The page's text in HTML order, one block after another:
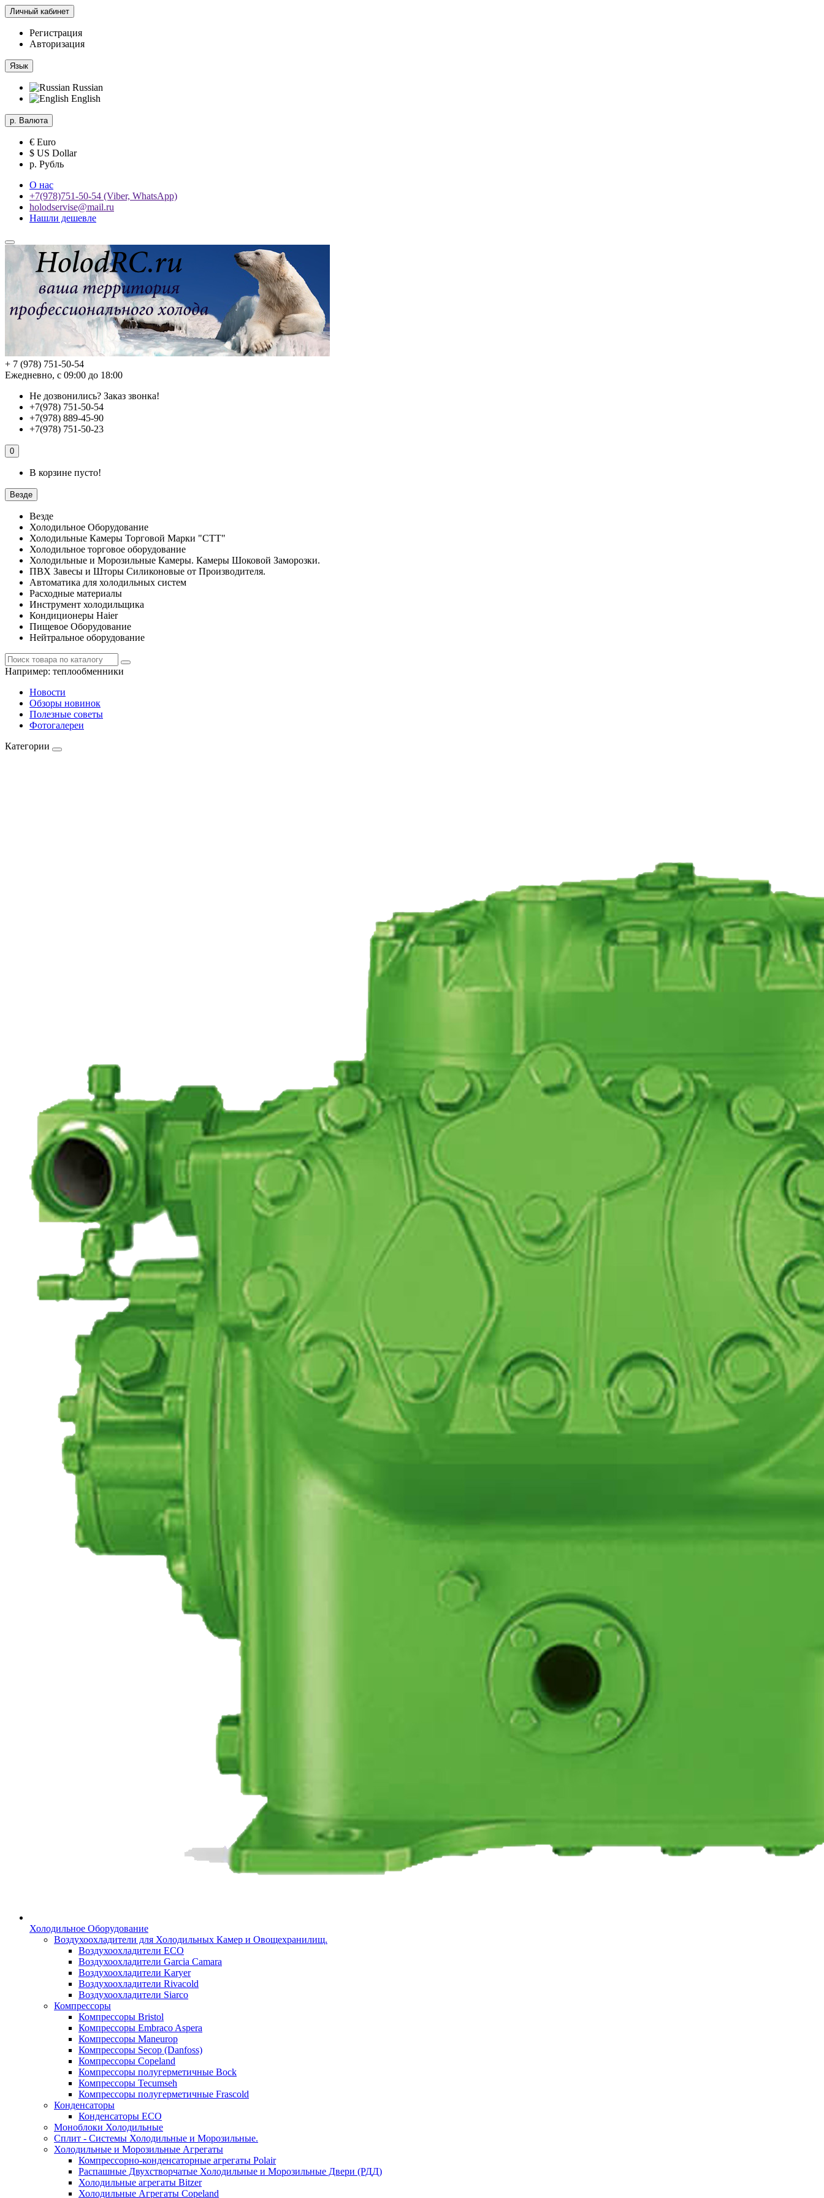
Личный кабинет
Регистрация
Авторизация
Язык
Russian
English
р. Валюта
€ Euro
$ US Dollar
р. Рубль
О нас
+7(978)751-50-54 (Viber, WhatsApp)
holodservise@mail.ru
Нашли дешевле
+ 7 (978) 751-50-54
Ежедневно, с 09:00 до 18:00
Не дозвонились? Заказ звонка!
+7(978) 751-50-54
+7(978) 889-45-90
+7(978) 751-50-23
0
В корзине пусто!
Везде
Везде
Холодильное Оборудование
Холодильные Камеры Торговой Марки "СТТ"
Холодильное торговое оборудование
Холодильные и Морозильные Камеры. Камеры Шоковой Заморозки.
ПВХ Завесы и Шторы Силиконовые от Производителя.
Автоматика для холодильных систем
Расходные материалы
Инструмент холодильщика
Кондиционеры Haier
Пищевое Оборудование
Нейтральное оборудование
Например: теплообменники
Новости
Обзоры новинок
Полезные советы
Фотогалереи
Категории
Холодильное Оборудование
Воздухоохладители для Холодильных Камер и Овощехранилищ.
Воздухоохладители ECO
Воздухоохладители Garcia Camara
Воздухоохладители Karyer
Воздухоохладители Rivacold
Воздухоохладители Siarco
Компрессоры
Компрессоры Bristol
Компрессоры Embraco Aspera
Компрессоры Maneurop
Компрессоры Secop (Danfoss)
Компрессоры Copeland
Компрессоры полугерметичные Bock
Компрессоры Tecumseh
Компрессоры полугерметичные Frascold
Конденсаторы
Конденсаторы ECO
Моноблоки Холодильные
Сплит - Системы Холодильные и Морозильные.
Холодильные и Морозильные Агрегаты
Компрессорно-конденсаторные агрегаты Polair
Распашные Двухстворчатые Холодильные и Морозильные Двери (РДД)
Холодильные агрегаты Bitzer
Холодильные Агрегаты Copeland